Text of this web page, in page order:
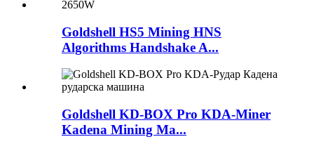
Goldshell HS5 Mining HNS
Algorithms Handshake A...
Goldshell KD-BOX Pro KDA-Miner
Kadena Mining Ma...